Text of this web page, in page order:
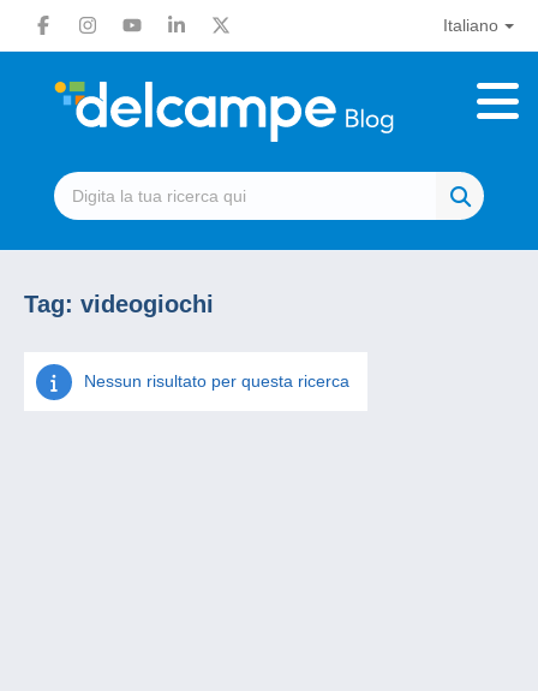
Italiano
Tag: videogiochi
Nessun risultato per questa ricerca